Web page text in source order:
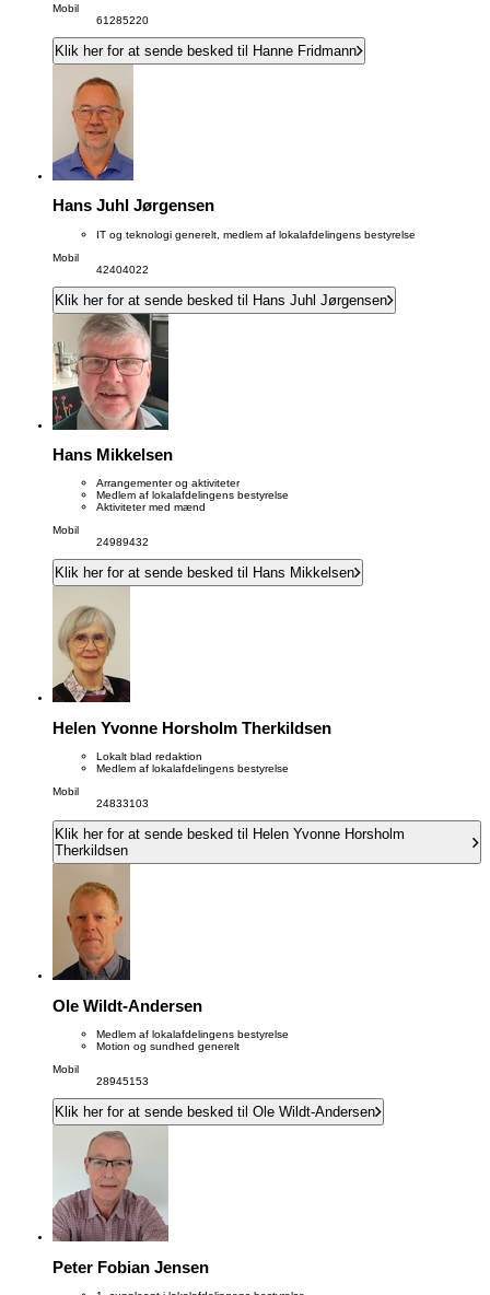
Mobil
61285220
Klik her for at sende besked til Hanne Fridmann
Hans Juhl Jørgensen
IT og teknologi generelt, medlem af lokalafdelingens bestyrelse
Mobil
42404022
Klik her for at sende besked til Hans Juhl Jørgensen
Hans Mikkelsen
Arrangementer og aktiviteter
Medlem af lokalafdelingens bestyrelse
Aktiviteter med mænd
Mobil
24989432
Klik her for at sende besked til Hans Mikkelsen
Helen Yvonne Horsholm Therkildsen
Lokalt blad redaktion
Medlem af lokalafdelingens bestyrelse
Mobil
24833103
Klik her for at sende besked til Helen Yvonne Horsholm
Therkildsen
Ole Wildt-Andersen
Medlem af lokalafdelingens bestyrelse
Motion og sundhed generelt
Mobil
28945153
Klik her for at sende besked til Ole Wildt-Andersen
Peter Fobian Jensen